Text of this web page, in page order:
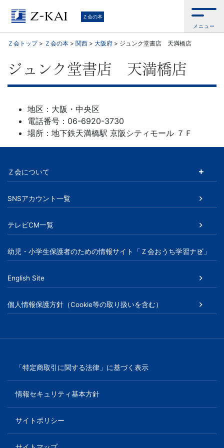
学
習
参
考
語
学
書、
幼
児・
小
け
籍、
Ｚ会の本
メニュー
Ｚ会トップ> Ｚ会の本 > 関西 > 大阪府 > ジュンク堂書店 天満橋店
ジュンク堂書店 天満橋店
地区：大阪・中央区
電話番号：06-6920-3730
場所：地下鉄天満橋駅 京阪シティモール ７Ｆ
Ｚ会について
SNSアカウント一覧
テレビCM一覧
幼児・小学生保護者のための情報サイト「Ｚ会おうち学習ナビ」
English Site
個人情報保護方針（Cookie等の取り扱いを含む）
「特定商取引に関する法律」に基づく表示
情報セキュリティ基本方針
サイトポリシー